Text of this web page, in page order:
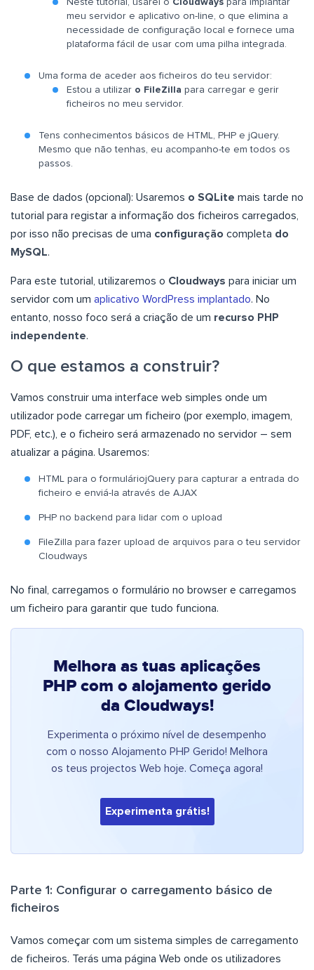
Neste tutorial, usarei o Cloudways para implantar
meu servidor e aplicativo on-line, o que elimina a
necessidade de configuração local e fornece uma
plataforma fácil de usar com uma pilha integrada.
Uma forma de aceder aos ficheiros do teu servidor:
Estou a utilizar o FileZilla para carregar e gerir
ficheiros no meu servidor.
Tens conhecimentos básicos de HTML, PHP e jQuery.
Mesmo que não tenhas, eu acompanho-te em todos os
passos.
Base de dados (opcional): Usaremos o SQLite mais tarde no
tutorial para registar a informação dos ficheiros carregados,
por isso não precisas de uma configuração completa do
MySQL.
Para este tutorial, utilizaremos o Cloudways para iniciar um
servidor com um aplicativo WordPress implantado. No
entanto, nosso foco será a criação de um recurso PHP
independente.
O que estamos a construir?
Vamos construir uma interface web simples onde um
utilizador pode carregar um ficheiro (por exemplo, imagem,
PDF, etc.), e o ficheiro será armazenado no servidor – sem
atualizar a página. Usaremos:
HTML para o formuláriojQuery para capturar a entrada do
ficheiro e enviá-la através de AJAX
PHP no backend para lidar com o upload
FileZilla para fazer upload de arquivos para o teu servidor
Cloudways
No final, carregamos o formulário no browser e carregamos
um ficheiro para garantir que tudo funciona.
Melhora as tuas aplicações
PHP com o alojamento gerido
da Cloudways!
Experimenta o próximo nível de desempenho
com o nosso Alojamento PHP Gerido! Melhora
os teus projectos Web hoje. Começa agora!
Experimenta grátis!
Parte 1: Configurar o carregamento básico de
ficheiros
Vamos começar com um sistema simples de carregamento
de ficheiros. Terás uma página Web onde os utilizadores